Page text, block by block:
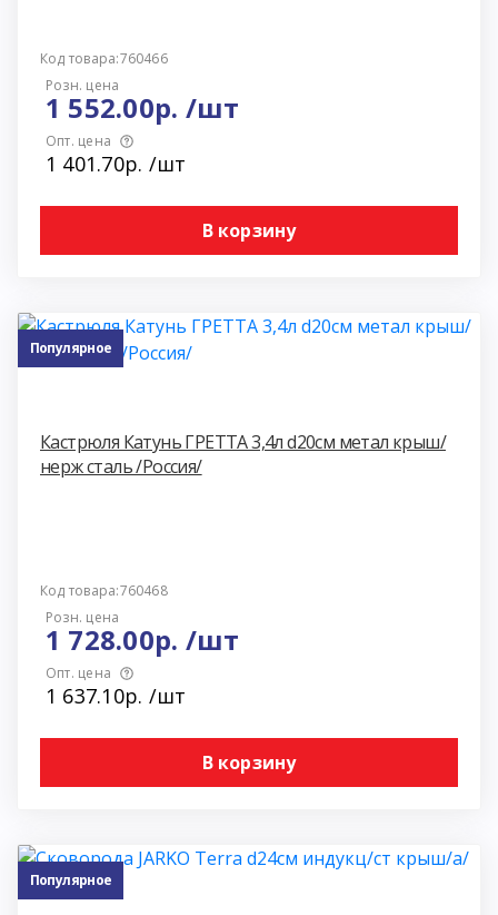
Код товара:760466
Розн. цена
1 552.00р. /шт
Опт. цена
1 401.70р. /шт
В корзину
Популярное
Кастрюля Катунь ГРЕТТА 3,4л d20см метал крыш/
нерж сталь /Россия/
Код товара:760468
Розн. цена
1 728.00р. /шт
Опт. цена
1 637.10р. /шт
В корзину
Популярное